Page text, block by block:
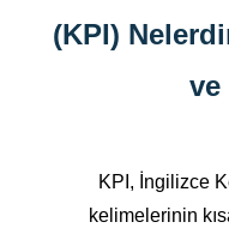
(KPI)
ve
KPI, İngilizce
kelimelerinin